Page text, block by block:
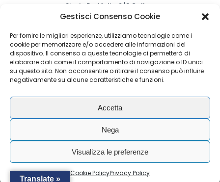
Gestisci Consenso Cookie
Per fornire le migliori esperienze, utilizziamo tecnologie come i
cookie per memorizzare e/o accedere alle informazioni del
dispositivo. Il consenso a queste tecnologie ci permetterà di
elaborare dati come il comportamento di navigazione o ID unici
su questo sito. Non acconsentire o ritirare il consenso può influire
negativamente su alcune caratteristiche e funzioni.
Accetta
Nega
Visualizza le preferenze
Cookie PolicyPrivacy Policy
Single Portfolio: 2/3 Gallery
wind/earth
Single Portfolio: Big Slider
fire/water
Single Portfolio: Fullscreen Slider
© Copyright - RAIL SERVICE S.R.L. - P.I./ C.F. IT04075570277 .
Translate »